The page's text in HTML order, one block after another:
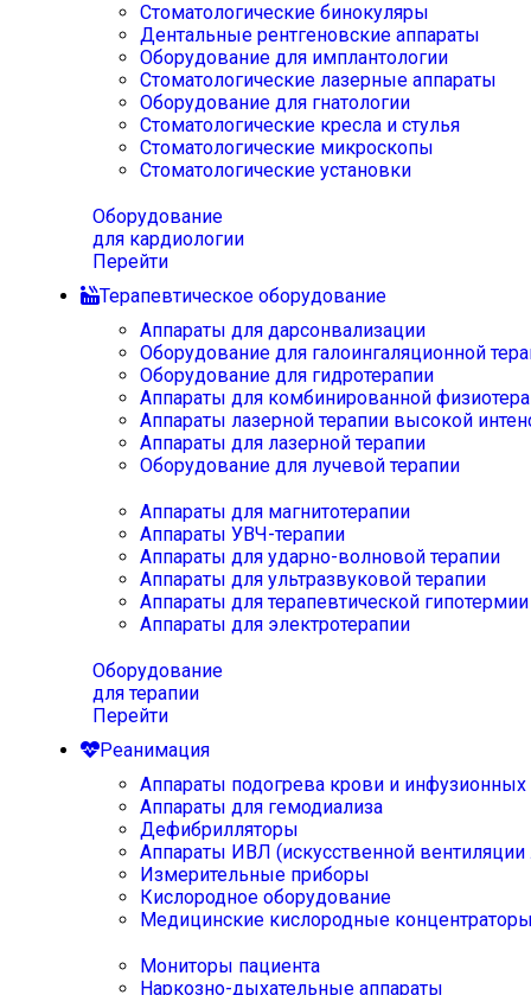
Стоматологические бинокуляры
Дентальные рентгеновские аппараты
Оборудование для имплантологии
Стоматологические лазерные аппараты
Оборудование для гнатологии
Стоматологические кресла и стулья
Стоматологические микроскопы
Стоматологические установки
Оборудование
для кардиологии
Перейти
Терапевтическое оборудование
Аппараты для дарсонвализации
Оборудование для галоингаляционной
Оборудование для гидротерапии
Аппараты для комбинированной
Аппараты лазерной терапии высокой
Аппараты для лазерной терапии
Оборудование для лучевой терапии
Аппараты для магнитотерапии
Аппараты УВЧ-терапии
Аппараты для ударно-волновой терапии
Аппараты для ультразвуковой терапии
Аппараты для терапевтической
Аппараты для электротерапии
Оборудование
для терапии
Перейти
Реанимация
Аппараты подогрева крови и инфузионных
Аппараты для гемодиализа
Дефибрилляторы
Аппараты ИВЛ (искусственной вентиляции
Измерительные приборы
Кислородное оборудование
Медицинские кислородные
Мониторы пациента
Наркозно-дыхательные аппараты